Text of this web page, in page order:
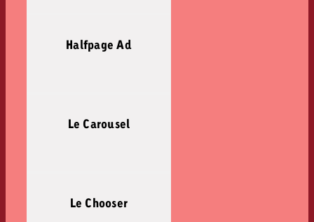
Halfpage Ad
Le Carousel
Le Chooser